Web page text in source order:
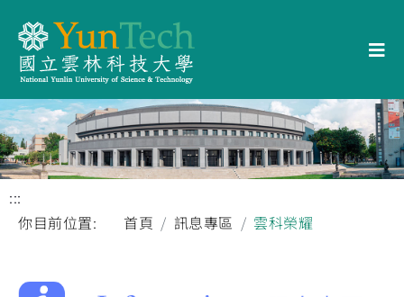
:::
你目前位置:
首頁 訊息專區 雲科榮耀